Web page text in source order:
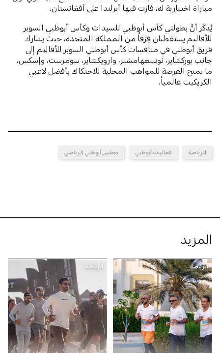
مباراة اختبارية له، فازت فيها أيرلندا على أفغانستان.
يُذكَر أنَّ بطولتي كأس أبوظبي للسيدات وكأس أبوظبي السوبر
للأقاليم يستقطبان فِرَقاً من المملكة المتحدة، حيث يشارك
فريق أبوظبي في منافسات كأس أبوظبي السوبر للأقاليم إلى
جانب يوركشاير، نوتينغهامشير، وارويكشاير، سومرست، وإسكس،
ما يمنح الفرصة للمواهب المحلية للاحتكاك بأفضل لاعبي
الكريكيت عالمياً.
الرياضة فعاليات أبوظبي مجلس أبوظبي الرياضي
المزيد
الرياضة الرياضة